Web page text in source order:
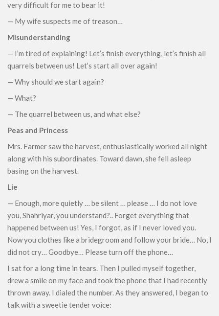
very difficult for me to bear it!
— My wife suspects me of treason…
Misunderstanding
— I’m tired of explaining! Let’s finish everything, let’s finish all
quarrels between us! Let’s start all over again!
— Why should we start again?
— What?
— The quarrel between us, and what else?
Peas and Princess
Mrs. Farmer saw the harvest, enthusiastically worked all night
along with his subordinates. Toward dawn, she fell asleep
basing on the harvest.
Lie
— Enough, more quietly … be silent … please … I do not love
you, Shahriyar, you understand?.. Forget everything that
happened between us! Yes, I forgot, as if I never loved you.
Now you clothes like a bridegroom and follow your bride… No, I
did not cry… Goodbye… Please turn off the phone…
I sat for a long time in tears. Then I pulled myself together,
drew a smile on my face and took the phone that I had recently
thrown away. I dialed the number. As they answered, I began to
talk with a sweetie tender voice: